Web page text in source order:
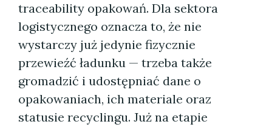
traceability opakowań. Dla sektora
logistycznego oznacza to, że nie
wystarczy już jedynie fizycznie
przewieźć ładunku — trzeba także
gromadzić i udostępniać dane o
opakowaniach, ich materiale oraz
statusie recyclingu. Już na etapie